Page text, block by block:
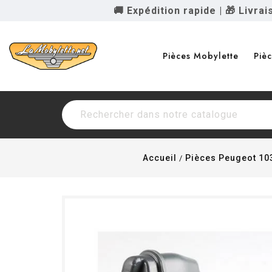
🚚 Expédition rapide | 🎁
Pièces Mobylette
Accueil Pièces Peugeot